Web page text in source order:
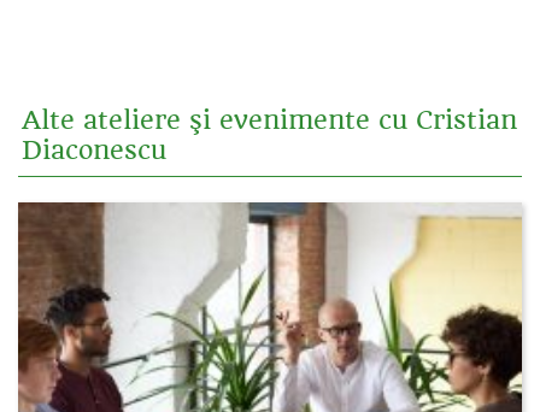
Alte ateliere şi evenimente cu Cristian
Diaconescu